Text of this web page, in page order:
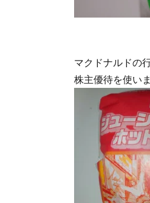
マクドナルドの
株主優待を使い